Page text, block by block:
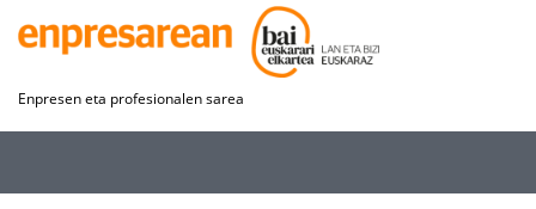
Enpresen eta profesionalen sarea